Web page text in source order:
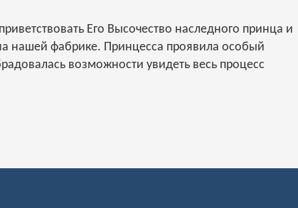
Его Высочество наследного принца и
нашей фабрике. Принцесса проявила особый
возможности увидеть весь процесс